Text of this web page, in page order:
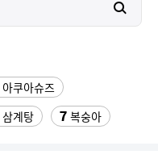
아쿠아슈즈
삼계탕 7 복숭아